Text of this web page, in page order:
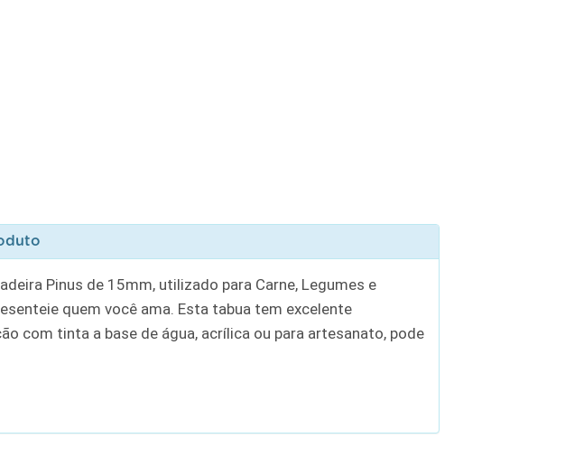
Pinus de 15mm, utilizado para Carne, Legumes e
quem você ama. Esta tabua tem excelente
com tinta a base de água, acrílica ou para artesanato, pode